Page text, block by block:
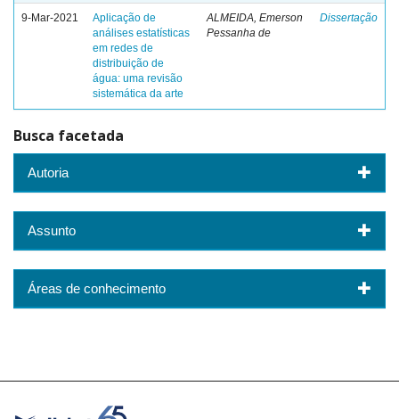
9-Mar-2021
Aplicação de
análises estatísticas
em redes de
distribuição de
água: uma revisão
sistemática da arte
ALMEIDA, Emerson
Pessanha de
Dissertação
Busca facetada
Autoria
Assunto
Áreas de conhecimento